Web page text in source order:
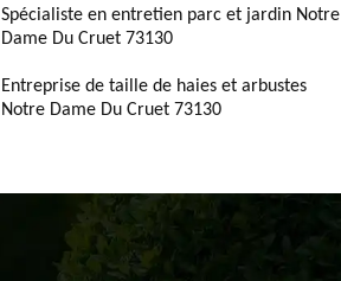
Spécialiste en entretien parc et jardin Notre
Dame Du Cruet 73130
Entreprise de taille de haies et arbustes
Notre Dame Du Cruet 73130